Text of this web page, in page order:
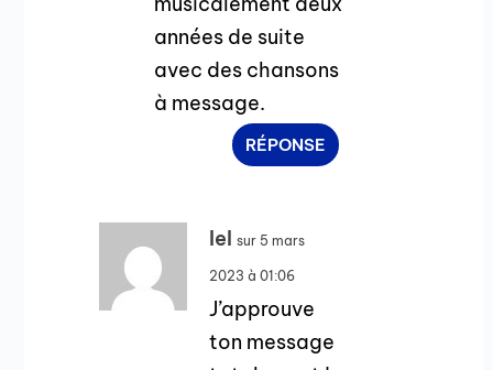
années de suite
avec des chansons
à message.
RÉPONSE
Iel sur 5 mars
2023 à 01:06
J’approuve
ton message